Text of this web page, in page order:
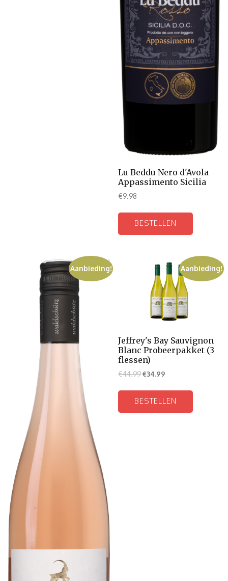
Lu Beddu Nero d'Avola
Appassimento Sicilia
€9.98
BESTELLEN
Aanbieding! Aanbieding!
Jeffrey's Bay Sauvignon
Blanc Probeerpakket (3
flessen)
€44.99€34.99
BESTELLEN